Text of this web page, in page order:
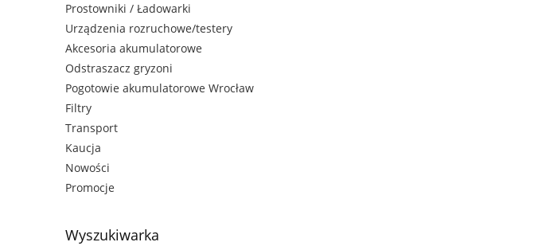
Prostowniki / Ładowarki
Urządzenia rozruchowe/testery
Akcesoria akumulatorowe
Odstraszacz gryzoni
Pogotowie akumulatorowe Wrocław
Filtry
Transport
Kaucja
Nowości
Promocje
Wyszukiwarka